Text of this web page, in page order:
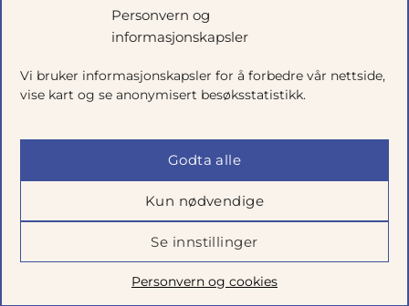
Personvern og
informasjonskapsler
Vi bruker informasjonskapsler for å forbedre vår nettside,
vise kart og se anonymisert besøksstatistikk.
Godta alle
Kun nødvendige
Se innstillinger
Personvern og cookies
Fjordgata 46, 7010 TRONDHEIM
Salgsbetingelser|Personvern|Cookie-innstillinger
Utviklet avTalkto